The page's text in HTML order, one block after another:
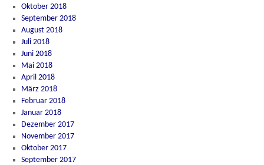
Oktober 2018
September 2018
August 2018
Juli 2018
Juni 2018
Mai 2018
April 2018
März 2018
Februar 2018
Januar 2018
Dezember 2017
November 2017
Oktober 2017
September 2017